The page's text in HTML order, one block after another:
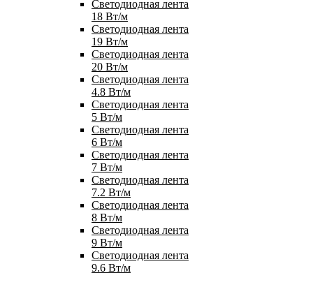
Светодиодная лента
18 Вт/м
Светодиодная лента
19 Вт/м
Светодиодная лента
20 Вт/м
Светодиодная лента
4.8 Вт/м
Светодиодная лента
5 Вт/м
Светодиодная лента
6 Вт/м
Светодиодная лента
7 Вт/м
Светодиодная лента
7.2 Вт/м
Светодиодная лента
8 Вт/м
Светодиодная лента
9 Вт/м
Светодиодная лента
9.6 Вт/м